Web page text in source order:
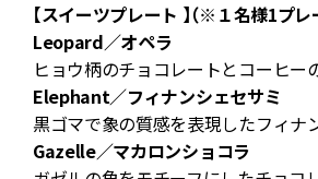
【スイーツプレート 】（※１名様1プレ
Leopard／オペラ
ヒョウ柄のチョコレートとコーヒー
Elephant／フィナンシェセサミ
黒ゴマで象の質感を表現したフィナ
Gazelle／マカロンショコラ